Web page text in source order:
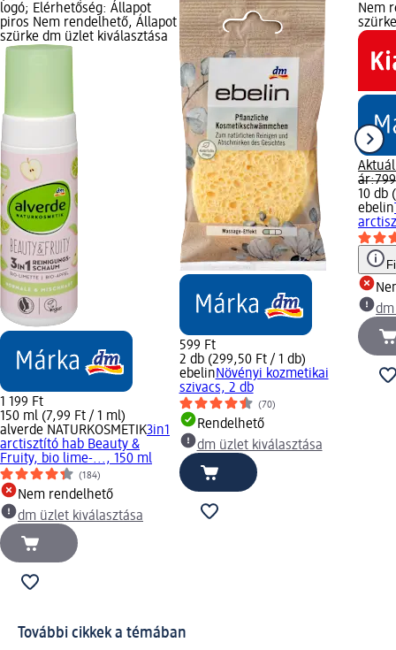
logó; Elérhetőség: Állapot
piros Nem rendelhető, Állapot
szürke dm üzlet kiválasztása
1 199 Ft
150 ml (7,99 Ft / 1 ml)
alverde NATURKOSMETIK3in1
arctisztító hab Beauty &
Fruity, bio lime-..., 150 ml
(184)
Nem rendelhető
dm üzlet kiválasztása
599 Ft
2 db (299,50 Ft / 1 db)
ebelinNövényi kozmetikai
szivacs, 2 db
(70)
Rendelhető
dm üzlet kiválasztása
Nem
ár:
10 db
ebelin
További cikkek a témában